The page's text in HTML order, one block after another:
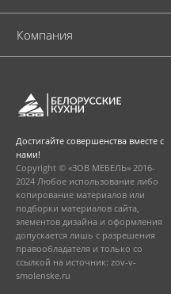
Достигайте совершенства вместе с
нами!
Copyright © «ЗОВ МЕБЕЛЬ» 2016-
2024 Любое использование либо
копирование материалов или
подборки материалов сайта,
элементов дизайна и оформления
допускается лишь с разрешения
правообладателя и только со
ссылкой на источник: zov-v-
smolenske.ru
Компания